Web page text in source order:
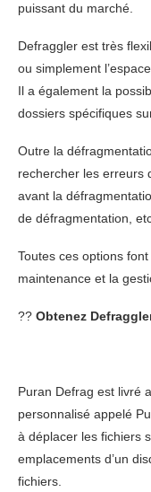
puissant du marché.
Defraggler est très
ou simplement
Il a également la
dossiers spécifiques
Outre la
rechercher les erreurs
avant la
de défragmentation,
Toutes ces options
maintenance et la
?? Obtenez
Puran Defrag est livré
personnalisé appelé
à déplacer les fichiers
emplacements d’un
fichiers.